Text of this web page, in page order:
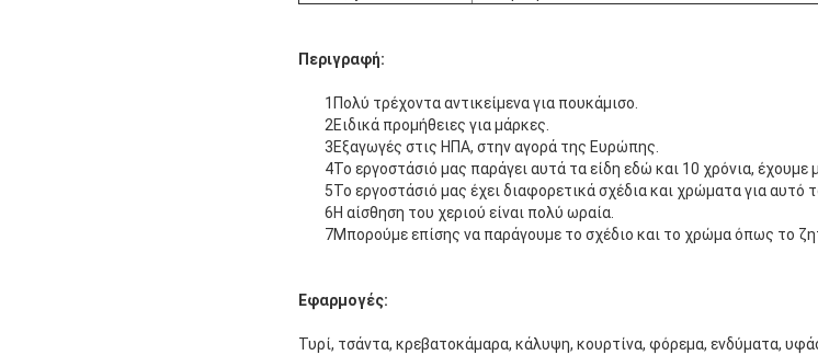
Περιγραφή:
1Πολύ τρέχοντα αντικείμενα για πουκάμισο.
2Ειδικά προμήθειες για μάρκες.
3Εξαγωγές στις ΗΠΑ, στην αγορά της Ευρώπης.
4Το εργοστάσιό μας παράγει αυτά τα είδη εδώ και 10 χρόνια, έχουμε
5Το εργοστάσιό μας έχει διαφορετικά σχέδια και χρώματα για αυτό
6Η αίσθηση του χεριού είναι πολύ ωραία.
7Μπορούμε επίσης να παράγουμε το σχέδιο και το χρώμα όπως το
Εφαρμογές:
Τυρί, τσάντα, κρεβατοκάμαρα, κάλυψη, κουρτίνα, φόρεμα, ενδύματα,